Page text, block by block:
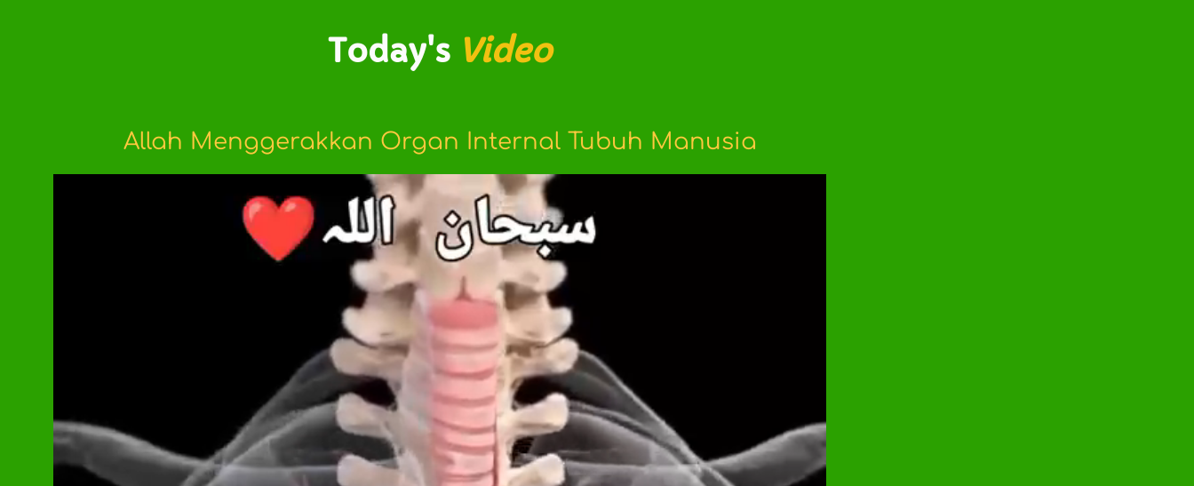
Today's Video
Allah Menggerakkan Organ Internal Tubuh Manusia